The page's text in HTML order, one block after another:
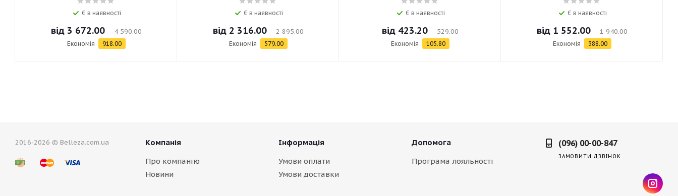
Є в наявності
від 3 672.00 4 590.00
Економія 918.00
Є в наявності
від 2 316.00 2 895.00
Економія 579.00
Є в наявності
від 423.20 529.00
Економія 105.80
Є в наявності
від 1 552.00 1 940.00
Економія 388.00
2016-2026 © Belleza.com.ua
Компанія
Про компанію
Новини
Інформація
Умови оплати
Умови доставки
Допомога
Програма лояльності
(096) 00-00-847
ЗАМОВИТИ ДЗВІНОК